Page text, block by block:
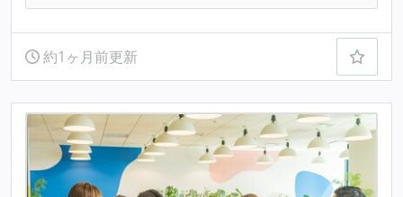
約1ヶ月前更新